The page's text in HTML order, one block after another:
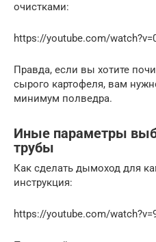
очистками:
https://youtube.com/
Правда, если вы хотите
сырого картофеля, вам
минимум полведра.
Иные параметры
трубы
Как сделать дымоход для
инструкция:
https://youtube.com/